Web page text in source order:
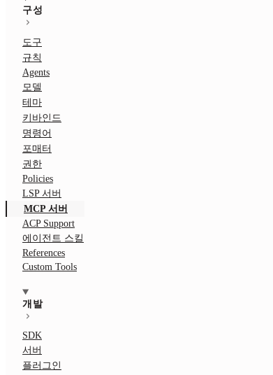
구성
도구
규칙
Agents
모델
테마
키바인드
명령어
포매터
권한
Policies
LSP 서버
MCP 서버
ACP Support
에이전트 스킬
References
Custom Tools
개발
SDK
서버
플러그인